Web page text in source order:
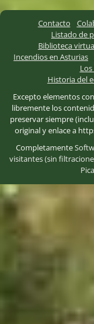
Contacto
Listado de
Biblioteca
Incendios en Asturias
Historia del
Excepto elementos
libremente los
preservar siempre
original y enlace a
Completamente
visitantes (sin